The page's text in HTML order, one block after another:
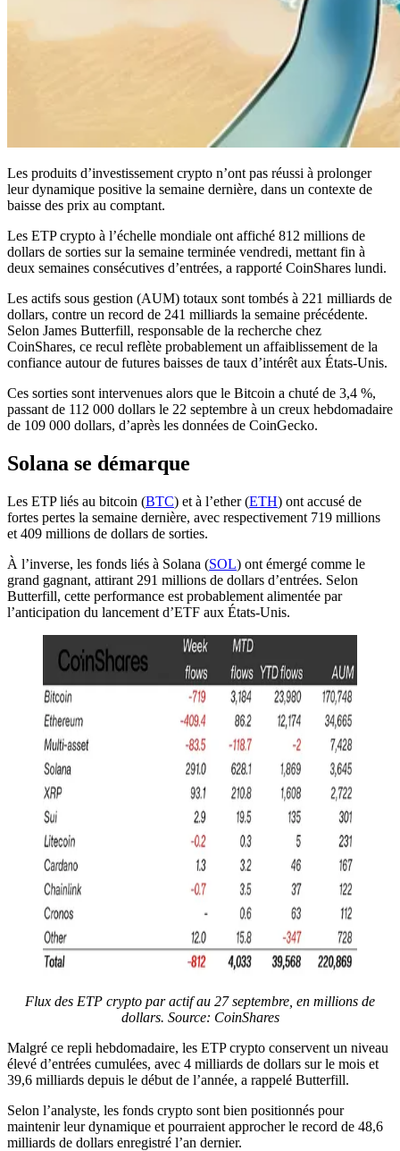
Les produits d’investissement crypto n’ont pas réussi à prolonger
leur dynamique positive la semaine dernière, dans un contexte de
baisse des prix au comptant.
Les ETP crypto à l’échelle mondiale ont affiché 812 millions de
dollars de sorties sur la semaine terminée vendredi, mettant fin à
deux semaines consécutives d’entrées, a rapporté CoinShares lundi.
Les actifs sous gestion (AUM) totaux sont tombés à 221 milliards de
dollars, contre un record de 241 milliards la semaine précédente.
Selon James Butterfill, responsable de la recherche chez
CoinShares, ce recul reflète probablement un affaiblissement de la
confiance autour de futures baisses de taux d’intérêt aux États-Unis.
Ces sorties sont intervenues alors que le Bitcoin a chuté de 3,4 %,
passant de 112 000 dollars le 22 septembre à un creux hebdomadaire
de 109 000 dollars, d’après les données de CoinGecko.
Solana se démarque
Les ETP liés au bitcoin (BTC) et à l’ether (ETH) ont accusé de
fortes pertes la semaine dernière, avec respectivement 719 millions
et 409 millions de dollars de sorties.
À l’inverse, les fonds liés à Solana (SOL) ont émergé comme le
grand gagnant, attirant 291 millions de dollars d’entrées. Selon
Butterfill, cette performance est probablement alimentée par
l’anticipation du lancement d’ETF aux États-Unis.
Flux des ETP crypto par actif au 27 septembre, en millions de
dollars. Source: CoinShares
Malgré ce repli hebdomadaire, les ETP crypto conservent un niveau
élevé d’entrées cumulées, avec 4 milliards de dollars sur le mois et
39,6 milliards depuis le début de l’année, a rappelé Butterfill.
Selon l’analyste, les fonds crypto sont bien positionnés pour
maintenir leur dynamique et pourraient approcher le record de 48,6
milliards de dollars enregistré l’an dernier.